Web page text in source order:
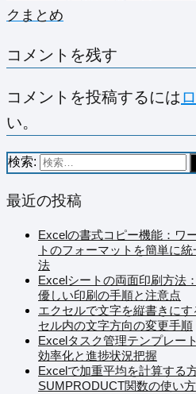
クまとめ
コメントを残す
コメントを投稿するには
い。
検索:
最近の投稿
Excelの書式コピー機能：ワ
トのフォーマットを簡単に
法
Excelシートの両面印刷方法
優しい印刷の手順と注意点
エクセルで文字を縦書きにす
セル内の文字方向の変更手順
Excelタスク管理テンプレー
効率化と進捗状況把握
Excelで加重平均を計算する
SUMPRODUCT関数の使い方